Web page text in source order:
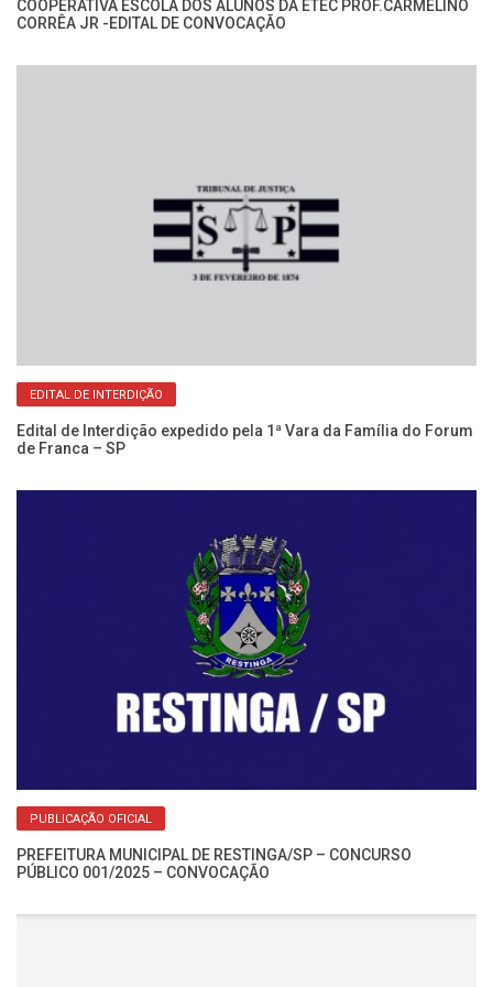
COOPERATIVA ESCOLA DOS ALUNOS DA ETEC PROF.CARMELINO
CORRÊA JR -EDITAL DE CONVOCAÇÃO
EDITAL DE INTERDIÇÃO
Edital de Interdição expedido pela 1ª Vara da Família do Forum
de Franca – SP
PUBLICAÇÃO OFICIAL
PREFEITURA MUNICIPAL DE RESTINGA/SP – CONCURSO
PÚBLICO 001/2025 – CONVOCAÇÃO